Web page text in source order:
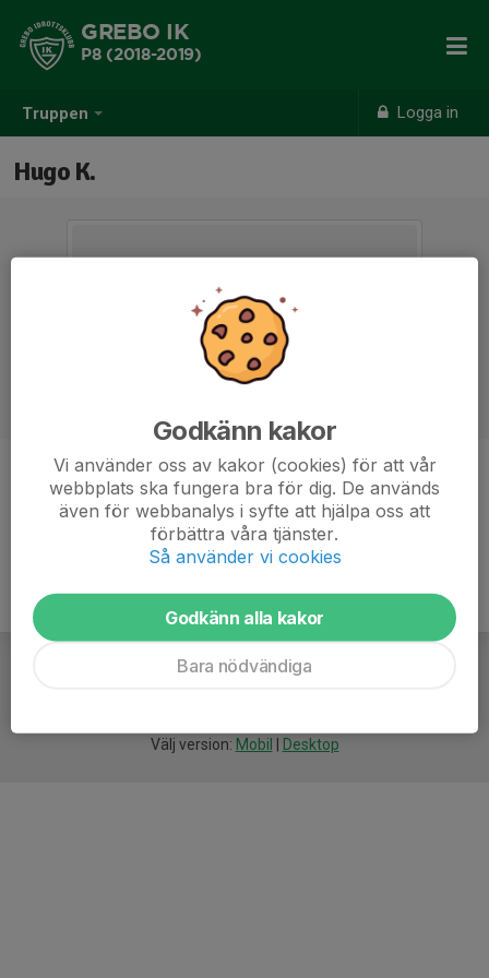
Truppen Logga in
GREBO IK
P8 (2018-2019)
Hugo K.
Ålder 6 år
Välj version: Mobil Desktop
Godkänn kakor
Vi använder oss av kakor (cookies) för att vår
webbplats ska fungera bra för dig. De används
även för webbanalys i syfte att hjälpa oss att
förbättra våra tjänster.
Så använder vi cookies
Godkänn alla kakor
Bara nödvändiga